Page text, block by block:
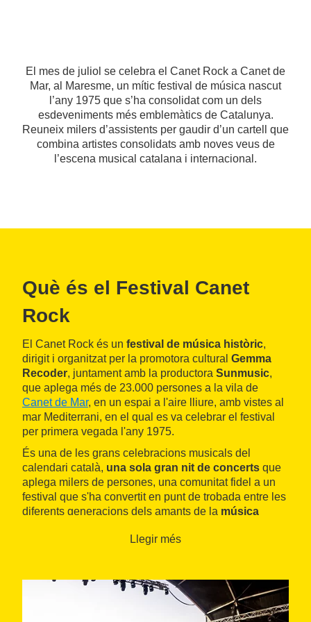
El mes de juliol se celebra el Canet Rock a Canet de
Mar, al Maresme, un mític festival de música nascut
l’any 1975 que s’ha consolidat com un dels
esdeveniments més emblemàtics de Catalunya.
Reuneix milers d’assistents per gaudir d’un cartell que
combina artistes consolidats amb noves veus de
l’escena musical catalana i internacional.
Què és el Festival Canet
Rock
El Canet Rock és un festival de música històric,
dirigit i organitzat per la promotora cultural Gemma
Recoder, juntament amb la productora Sunmusic,
que aplega més de 23.000 persones a la vila de
Canet de Mar, en un espai a l'aire lliure, amb vistes al
mar Mediterrani, en el qual es va celebrar el festival
per primera vegada l'any 1975.
És una de les grans celebracions musicals del
calendari català, una sola gran nit de concerts que
aplega milers de persones, una comunitat fidel a un
festival que s'ha convertit en punt de trobada entre les
diferents generacions dels amants de la música
llegendaris amb els artistes més destacats i
Història i evolució del
Llegir més